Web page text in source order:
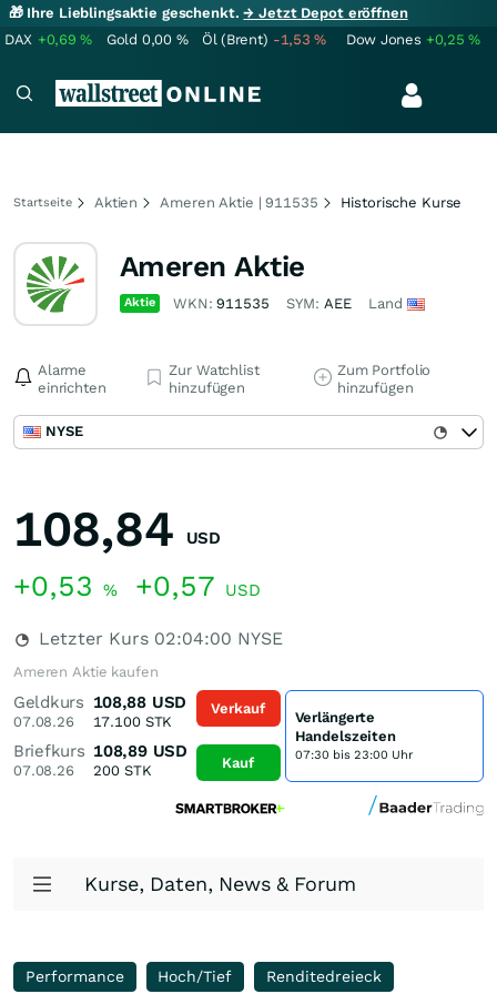
🎁 Ihre Lieblingsaktie geschenkt.→ Jetzt Depot eröffnen
DAX +0,69% Gold 0,00 % Öl (Brent) -1,53% Dow Jones +0,25%
Startseite Aktien Ameren Aktie | 911535 Historische Kurse
Ameren Aktie
Aktie WKN:911535 SYM: AEE Land
Alarme
einrichten
Zur Watchlist
hinzufügen
Zum Portfolio
hinzufügen
NYSE
108,84 USD
+0,53 % +0,57 USD
Letzter Kurs 02:04:00 NYSE
Ameren Aktie kaufen
Geldkurs
07.08.26
108,88 USD
17.100STK
Briefkurs
07.08.26
108,89 USD
200STK
Verkauf
Kauf
Verlängerte
Handelszeiten
07:30 bis 23:00 Uhr
Kurse, Daten, News & Forum
Performance Hoch/Tief
Renditedreieck